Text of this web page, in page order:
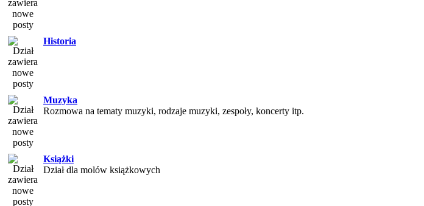
Historia
Muzyka
Rozmowa na tematy muzyki, rodzaje muzyki, zespoły, koncerty itp.
Książki
Dział dla molów książkowych